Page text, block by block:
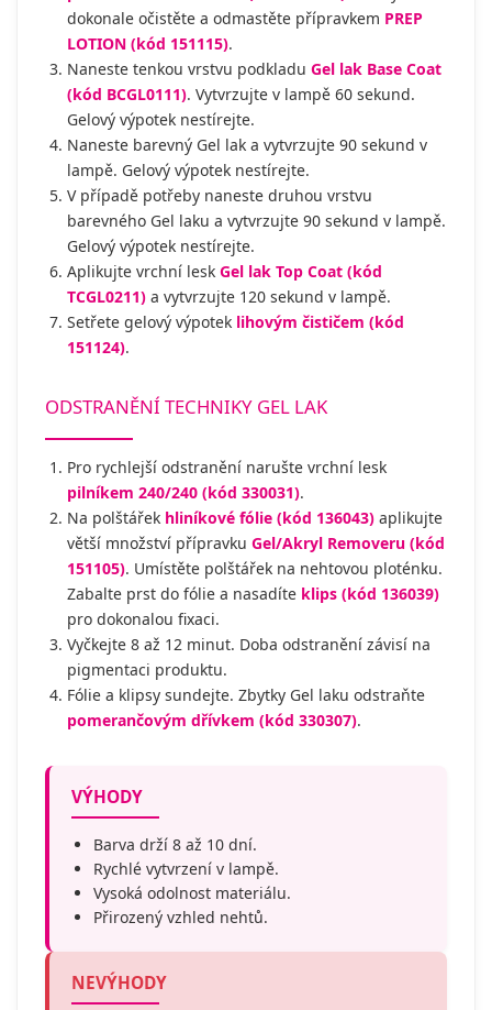
dokonale očistěte a odmastěte přípravkem PREP
LOTION (kód 151115).
Naneste tenkou vrstvu podkladu Gel lak Base Coat
(kód BCGL0111). Vytvrzujte v lampě 60 sekund.
Gelový výpotek nestírejte.
Naneste barevný Gel lak a vytvrzujte 90 sekund v
lampě. Gelový výpotek nestírejte.
V případě potřeby naneste druhou vrstvu
barevného Gel laku a vytvrzujte 90 sekund v lampě.
Gelový výpotek nestírejte.
Aplikujte vrchní lesk Gel lak Top Coat (kód
TCGL0211) a vytvrzujte 120 sekund v lampě.
Setřete gelový výpotek lihovým čističem (kód
151124).
ODSTRANĚNÍ TECHNIKY GEL LAK
Pro rychlejší odstranění narušte vrchní lesk
pilníkem 240/240 (kód 330031).
Na polštářek hliníkové fólie (kód 136043) aplikujte
větší množství přípravku Gel/Akryl Removeru (kód
151105). Umístěte polštářek na nehtovou ploténku.
Zabalte prst do fólie a nasadíte klips (kód 136039)
pro dokonalou fixaci.
Vyčkejte 8 až 12 minut. Doba odstranění závisí na
pigmentaci produktu.
Fólie a klipsy sundejte. Zbytky Gel laku odstraňte
pomerančovým dřívkem (kód 330307).
VÝHODY
Barva drží 8 až 10 dní.
Rychlé vytvrzení v lampě.
Vysoká odolnost materiálu.
Přirozený vzhled nehtů.
NEVÝHODY